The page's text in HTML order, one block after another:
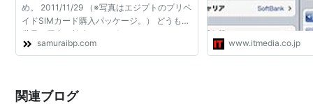
め。 2011/11/29 （※写真はエジプトのプリペ
イドSIMカード購入パッケージ。） どうも。
世界一周中の旅人です。 気がついたら、もう
１年以上、旅しています。 今は中東のヨルダ
samuraibp.com www.itmedia.co.jp
関連ブログ